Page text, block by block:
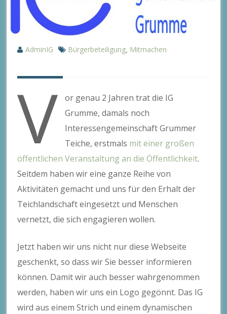
AdminIG Bürgerbeteiligung Mitmachen
V
or genau 2 Jahren trat die IG
Grumme, damals noch
Interessengemeinschaft Grummer
Teiche, erstmals mit einer großen
öffentlichen Veranstaltung an die Öffentlichkeit.
Seitdem haben wir eine ganze Reihe von
Aktivitäten gemacht und uns für den Erhalt der
Teichlandschaft eingesetzt und Menschen
vernetzt, die sich engagieren wollen.
Jetzt haben wir uns nicht nur diese Webseite
geschenkt, so dass wir Sie besser informieren
können. Damit wir auch besser wahrgenommen
werden, haben wir uns ein Logo gegönnt. Das IG
wird aus einem Strich und einem dynamischen